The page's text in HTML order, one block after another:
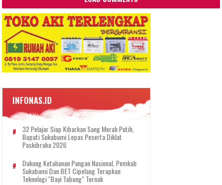
INFONAS.ID
32 Pelajar Siap Kibarkan Sang Merah Putih,
Bupati Sukabumi Lepas Peserta Diklat
Paskibraka 2026
Dukung Ketahanan Pangan Nasional, Pemkab
Sukabumi Dan BET Cipelang Terapkan
Teknologi "Bayi Tabung" Ternak